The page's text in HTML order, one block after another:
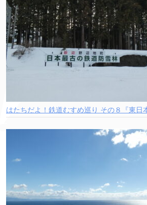
はたちだよ！鉄道むすめ巡り その８『東日